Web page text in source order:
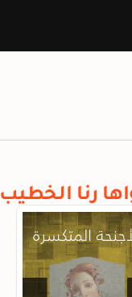
رنا الخطيب